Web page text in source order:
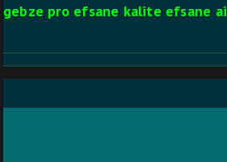
gebze pro efsane kalite efsane